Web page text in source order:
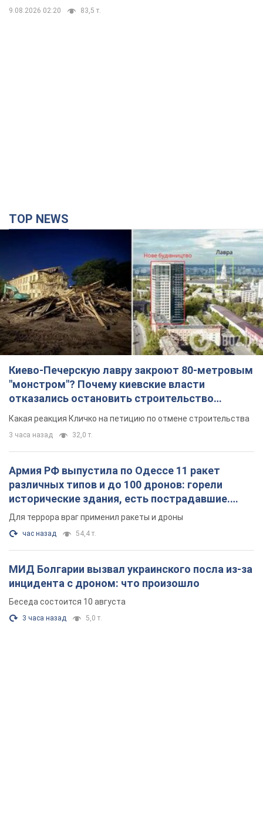
9.08.2026 02:20 83,5 т.
TOP NEWS
Киево-Печерскую лавру закроют 80-метровым
"монстром"? Почему киевские власти
отказались остановить строительство
небоскреба "московского верующего"
Какая реакция Кличко на петицию по отмене строительства
3 часа назад 32,0 т.
Армия РФ выпустила по Одессе 11 ракет
различных типов и до 100 дронов: горели
исторические здания, есть пострадавшие.
Фото и видео
Для террора враг применил ракеты и дроны
час назад 54,4 т.
МИД Болгарии вызвал украинского посла из-за
инцидента с дроном: что произошло
Беседа состоится 10 августа
3 часа назад 5,0 т.